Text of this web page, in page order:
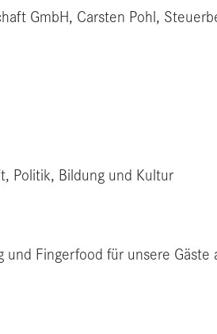
GmbH, Carsten Pohl,
Politik, Bildung und Kultur
Fingerfood für unsere Gäste